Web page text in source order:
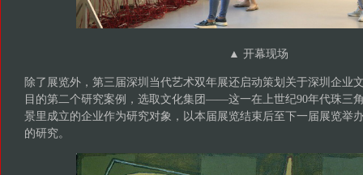
▲ 开幕现场
除了展览外，第三届深圳当代艺术双年展还启动策划关于深圳企业
目的第二个研究案例，选取文化集团——这一在上世纪90年代珠三
景里成立的企业作为研究对象，以本届展览结束后至下一届展览举
的研究。